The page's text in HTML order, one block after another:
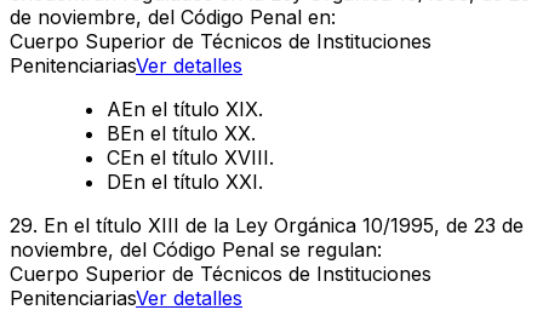
de noviembre, del Código Penal en:
Cuerpo Superior de Técnicos de Instituciones
PenitenciariasVer detalles
AEn el título XIX.
BEn el título XX.
CEn el título XVIII.
DEn el título XXI.
29. En el título XIII de la Ley Orgánica 10/1995, de 23 de
noviembre, del Código Penal se regulan:
Cuerpo Superior de Técnicos de Instituciones
PenitenciariasVer detalles